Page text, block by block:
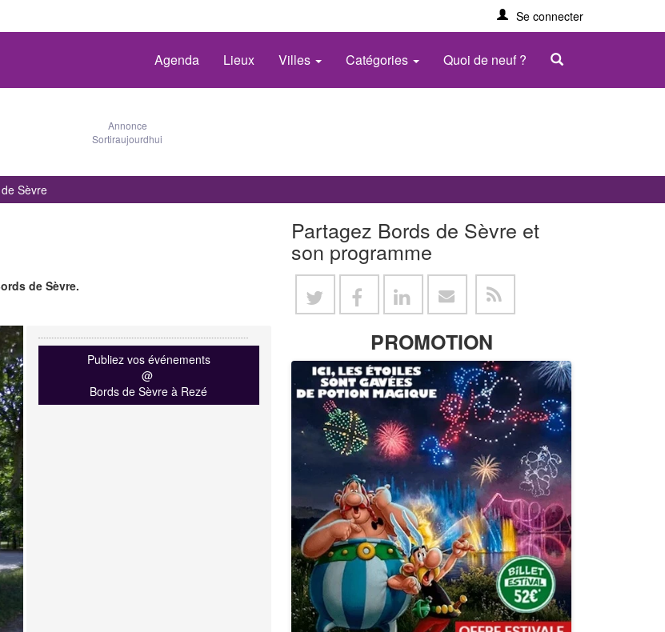
Se connecter
Agenda Lieux Villes Catégories Quoi de neuf ?
Annonce
Sortiraujourdhui
Sèvre
de Sèvre.
Publiez vos événements
@
Bords de Sèvre à Rezé
Partagez Bords de Sèvre et
son programme
PROMOTION